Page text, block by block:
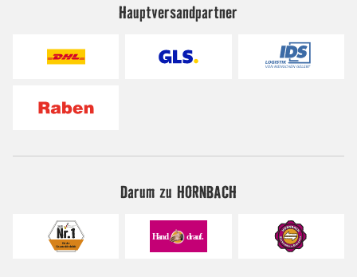
Hauptversandpartner
Darum zu HORNBACH